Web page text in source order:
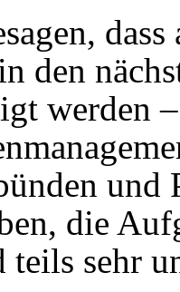
den
werden
und
die
teils sehr